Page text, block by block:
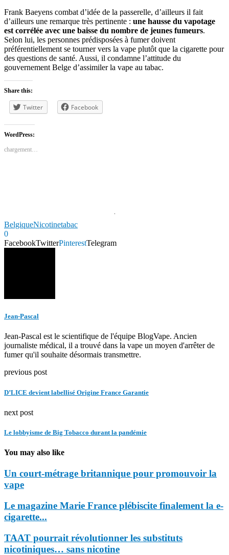
Frank Baeyens combat d’idée de la passerelle, d’ailleurs il fait
d’ailleurs une remarque très pertinente : une hausse du vapotage
est corrélée avec une baisse du nombre de jeunes fumeurs.
Selon lui, les personnes prédisposées à fumer doivent
préférentiellement se tourner vers la vape plutôt que la cigarette pour
des questions de santé. Aussi, il condamne l’attitude du
gouvernement Belge d’assimiler la vape au tabac.
Share this:
Twitter Facebook
WordPress:
chargement…
BelgiqueNicotinetabac
0
FacebookTwitterPinterestTelegram
Jean-Pascal
Jean-Pascal est le scientifique de l'équipe BlogVape. Ancien
journaliste médical, il a trouvé dans la vape un moyen d'arrêter de
fumer qu'il souhaite désormais transmettre.
previous post
D’LICE devient labellisé Origine France Garantie
next post
Le lobbyisme de Big Tobacco durant la pandémie
You may also like
Un court-métrage britannique pour promouvoir la
vape
Le magazine Marie France plébiscite finalement la e-
cigarette...
TAAT pourrait révolutionner les substituts
nicotiniques… sans nicotine